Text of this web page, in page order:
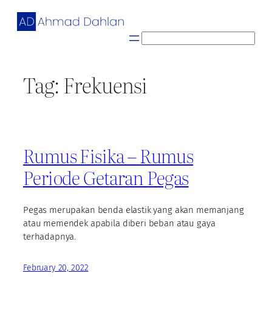
Skip
r
c
Tag: Frekuensi
Rumus Fisika – Rumus
Periode Getaran Pegas
Pegas merupakan benda elastik yang akan memanjang
atau memendek apabila diberi beban atau gaya
terhadapnya.
February 20, 2022